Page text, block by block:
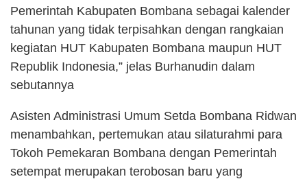
Pemerintah Kabupaten Bombana sebagai kalender
tahunan yang tidak terpisahkan dengan rangkaian
kegiatan HUT Kabupaten Bombana maupun HUT
Republik Indonesia,” jelas Burhanudin dalam
sebutannya
Asisten Administrasi Umum Setda Bombana Ridwan
menambahkan, pertemukan atau silaturahmi para
Tokoh Pemekaran Bombana dengan Pemerintah
setempat merupakan terobosan baru yang